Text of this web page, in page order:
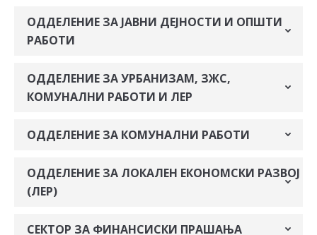
ОДДЕЛЕНИЕ ЗА ЈАВНИ ДЕЈНОСТИ И ОПШТИ
РАБОТИ
ОДДЕЛЕНИЕ ЗА УРБАНИЗАМ, ЗЖС,
КОМУНАЛНИ РАБОТИ И ЛЕР
ОДДЕЛЕНИЕ ЗА КОМУНАЛНИ РАБОТИ
ОДДЕЛЕНИЕ ЗА ЛОКАЛЕН ЕКОНОМСКИ РАЗВОЈ
(ЛЕР)
СЕКТОР ЗА ФИНАНСИСКИ ПРАШАЊА